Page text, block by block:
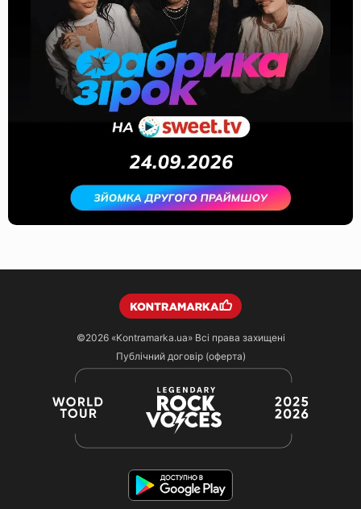
©2026 «Kontramarka.ua»Всі права захищені
Публічний договір (оферта)